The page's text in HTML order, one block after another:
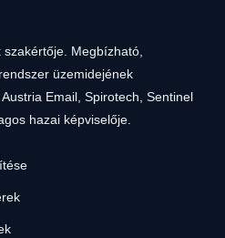
Megbízható,
üzemidejének
Email, Spirotech, Sentinel
hazai képviselője.